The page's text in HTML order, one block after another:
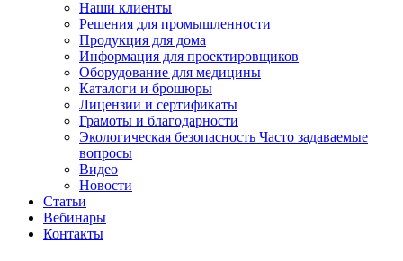
Наши клиенты
Решения для промышленности
Продукция для дома
Информация для проектировщиков
Оборудование для медицины
Каталоги и брошюры
Лицензии и сертификаты
Грамоты и благодарности
Экологическая безопасность Часто задаваемые
вопросы
Видео
Новости
Статьи
Вебинары
Контакты